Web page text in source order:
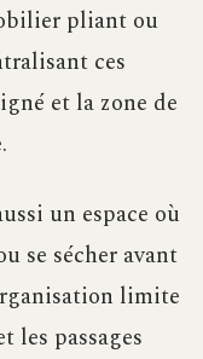
pliant ou
ces
et la zone de
un espace où
se sécher avant
limite
les passages